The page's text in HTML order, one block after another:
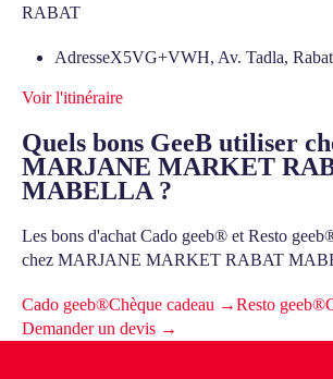
RABAT
AdresseX5VG+VWH, Av. Tadla, Rabat
Voir l'itinéraire
Quels bons GeeB utiliser
MARJANE MARKET
MABELLA ?
Les bons d'achat Cado geeb® et Resto
chez MARJANE MARKET RABAT
Cado geeb®Chèque cadeau →Resto geeb®
Demander un devis →